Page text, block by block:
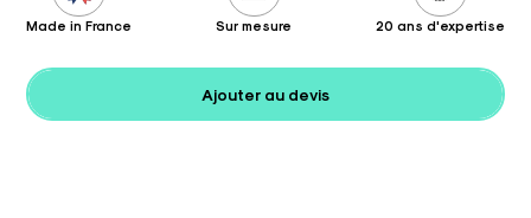
Made in France Sur mesure 20 ans d'expertise
Ajouter au devis